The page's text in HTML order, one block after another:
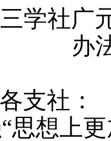
学社广
办
支社：
“思想上